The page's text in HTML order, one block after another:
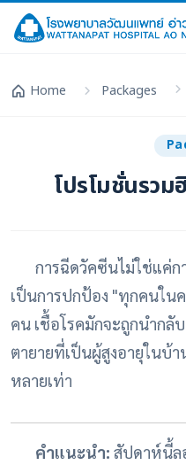
Home Packages
โปรโมชั่นรว
การฉีดวัคซีนไม่ใช่แค่ก
เป็นการปกป้อง "ทุกคนใน
คน เชื้อโรคมักจะถูกนำก
ตายายที่เป็นผู้สูงอายุในบ้า
หลายเท่า
คำแนะนำ: สัปดาห์นี้ล